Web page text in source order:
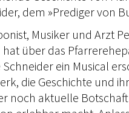
dem »Prediger von
Musiker und Arzt
hat über das
ein Musical
die Geschichte und
noch aktuelle